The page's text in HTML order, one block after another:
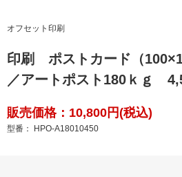
オフセット印刷
印刷 ポストカード（
／アートポスト180ｋｇ
販売価格：10,800円(税込)
型番： HPO-A18010450